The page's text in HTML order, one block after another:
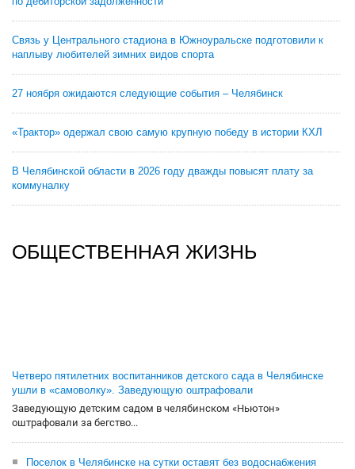
Связь у Центрального стадиона в Южноуральске подготовили к
наплыву любителей зимних видов спорта
27 ноября ожидаются следующие события – Челябинск
«Трактор» одержал свою самую крупную победу в истории КХЛ
В Челябинской области в 2026 году дважды повысят плату за
коммуналку
ОБЩЕСТВЕННАЯ ЖИЗНЬ
Четверо пятилетних воспитанников детского сада в Челябинске
ушли в «самоволку». Заведующую оштрафовали
Заведующую детским садом в челябинском «Ньютон»
оштрафовали за бегство...
Поселок в Челябинске на сутки оставят без водоснабжения